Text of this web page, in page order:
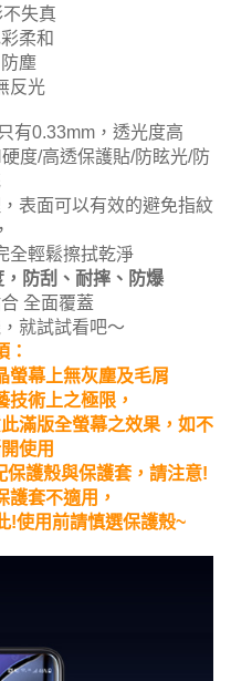
失真
柔和
塵
反光
有0.33mm，透光度高
度/高透保護貼/防眩光/防
表面可以有效的避免指紋
全輕鬆擦拭乾淨
防刮、耐摔、防爆
全面覆蓋
就試試看吧～
：
螢幕上無灰塵及毛屑
技術上之極限，
滿版全螢幕之效果，如不
使用
保護殼與保護套，請注意!
護套不適用，
!使用前請慎選保護殼~